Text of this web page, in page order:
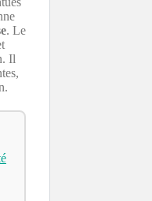
. Le
Il